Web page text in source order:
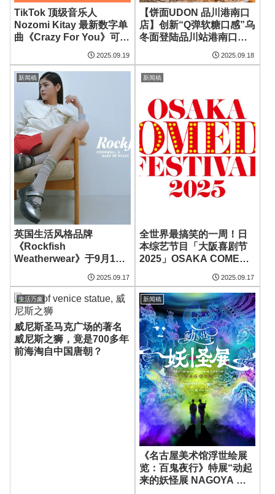
TikTok 顶级音乐人
Nozomi Kitay 最新数字单
曲《Crazy For You》可爱
与感染力的完美融合，将
于2025年9月19日（五）
正式发行！
2025.09.19
【饼面UDON 品川港南口
店】创新“Q弹软糖口感”乌
冬面登陆品川站港南口！
提供“饼面”熟成鸡肉天妇
罗冷乌冬等丰富菜单
2025.09.18
新闻稿
英国生活风格品牌
《Rockfish
Weatherwear》于9月12
2025.09.17
新闻稿
全世界最搞笑的一周！日
本综艺节目「大阪喜剧节
2025」OSAKA COMEDY
日(一)～ 9月21日(日)举
行！大阪旅游亮点不容错
过！
2025.09.17
生活万象
威尼斯圣马克广场的著名
威尼斯之狮，竟是700多年
前海淘自中国唐朝？
新闻稿
《名古屋美术馆浮世绘展
览：百鬼夜行》特展“动起
来的妖怪展 NAGOYA ～